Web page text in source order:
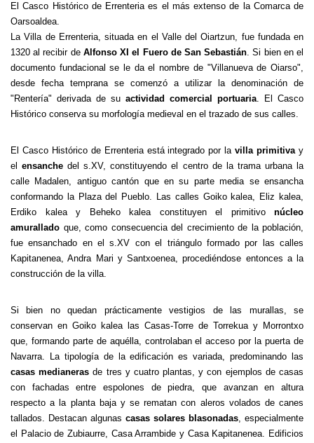
El Casco Histórico de Errenteria es el más extenso de la Comarca de
Oarsoaldea.
La Villa de Errenteria, situada en el Valle del Oiartzun, fue fundada en
1320 al recibir de Alfonso XI el Fuero de San Sebastián. Si bien en el
documento fundacional se le da el nombre de "Villanueva de Oiarso",
desde fecha temprana se comenzó a utilizar la denominación de
"Rentería" derivada de su actividad comercial portuaria. El Casco
Histórico conserva su morfología medieval en el trazado de sus calles.
El Casco Histórico de Errenteria está integrado por lavilla primitivay
elensanche del s.XV, constituyendo el centro de la trama urbana la
calle Madalen, antiguo cantón que en su parte media se ensancha
conformando la Plaza del Pueblo. Las calles Goiko kalea, Eliz kalea,
Erdiko kalea y Beheko kalea constituyen el primitivo núcleo
amurallado que, como consecuencia del crecimiento de la población,
fue ensanchado en el s.XV con el triángulo formado por las calles
Kapitanenea, Andra Mari y Santxoenea, procediéndose entonces a la
construcción de la villa.
Si bien no quedan prácticamente vestigios de las murallas, se
conservan en Goiko kalea las Casas-Torre de Torrekua y Morrontxo
que, formando parte de aquélla, controlaban el acceso por la puerta de
Navarra. La tipología de la edificación es variada, predominando las
casas medianeras de tres y cuatro plantas, y con ejemplos de casas
con fachadas entre espolones de piedra, que avanzan en altura
respecto a la planta baja y se rematan con aleros volados de canes
tallados. Destacan algunas casas solares blasonadas, especialmente
el Palacio de Zubiaurre, Casa Arrambide y Casa Kapitanenea. Edificios